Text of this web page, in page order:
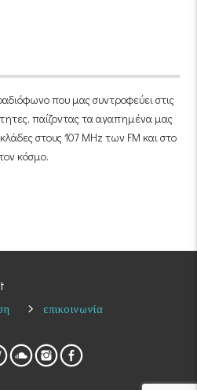
που μας συντροφεύει στις
παίζοντας τα αγαπημένα μας
στους 107 MHz των FM και στο
κόσμο.
επικοινωνία